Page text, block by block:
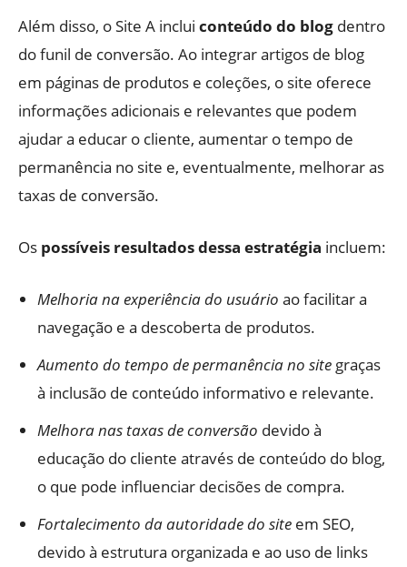
Além disso, o Site A inclui conteúdo do blog dentro
do funil de conversão. Ao integrar artigos de blog
em páginas de produtos e coleções, o site oferece
informações adicionais e relevantes que podem
ajudar a educar o cliente, aumentar o tempo de
permanência no site e, eventualmente, melhorar as
taxas de conversão.
Os possíveis resultados dessa estratégia incluem:
Melhoria na experiência do usuário ao facilitar a
navegação e a descoberta de produtos.
Aumento do tempo de permanência no site graças
à inclusão de conteúdo informativo e relevante.
Melhora nas taxas de conversão devido à
educação do cliente através de conteúdo do blog,
o que pode influenciar decisões de compra.
Fortalecimento da autoridade do site em SEO,
devido à estrutura organizada e ao uso de links